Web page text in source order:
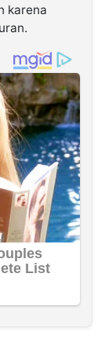
karena